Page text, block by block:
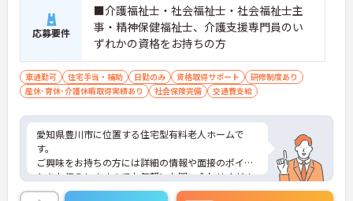
応募要件
■介護福祉士・社会福祉士・社会福祉士主
事・精神保健福祉士、介護支援専門員のい
ずれかの資格をお持ちの方
車通勤可 住宅手当・補助 日勤のみ 資格取得サポート
研修制度あり
産休･育休･介護休暇取得実績あり
社会保険完備 交通費支給
愛知県豊川市に位置する住宅型有料老人ホームで
す。
ご興味をお持ちの方には詳細の情報や面接のポイン
トをお伝えしますのでお気軽にお問い合わせくださ
いませ。